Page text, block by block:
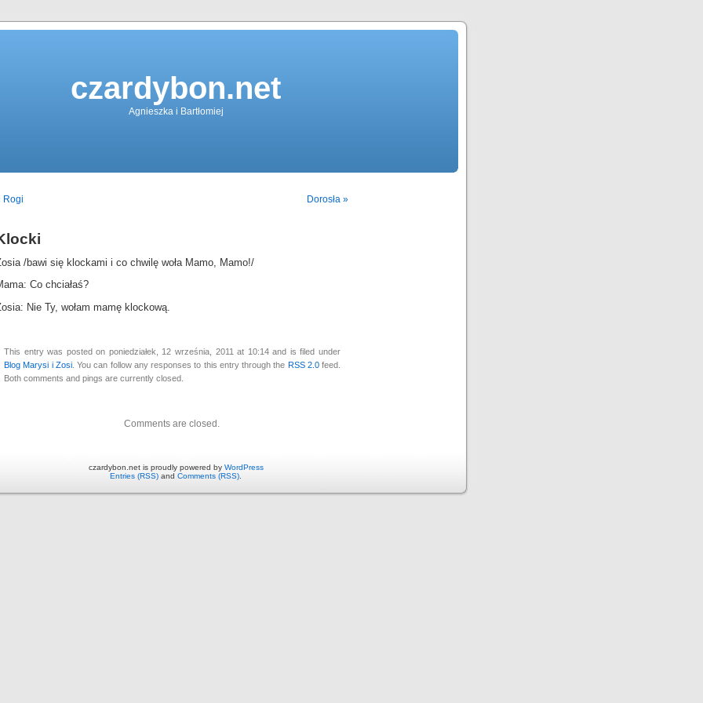
czardybon.net
Agnieszka i Bartłomiej
Rogi Dorosła »
/bawi się klockami i co chwilę woła Mamo, Mamo!/
Co chciałaś?
Nie Ty, wołam mamę klockową.
This entry was posted on poniedziałek, 12 września, 2011 at 10:14 and is filed under
Blog Marysi i Zosi. You can follow any responses to this entry through the RSS 2.0feed.
Both comments and pings are currently closed.
Comments are closed.
czardybon.net is proudly powered by WordPress
Entries (RSS) and Comments (RSS)